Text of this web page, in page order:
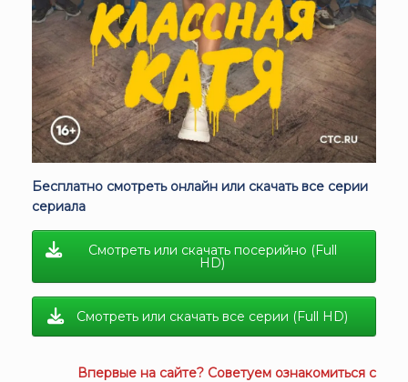
Бесплатно смотреть онлайн или скачать все серии
сериала
Смотреть или скачать посерийно (Full
HD)
Смотреть или скачать все серии (Full HD)
Впервые на сайте? Советуем ознакомиться с